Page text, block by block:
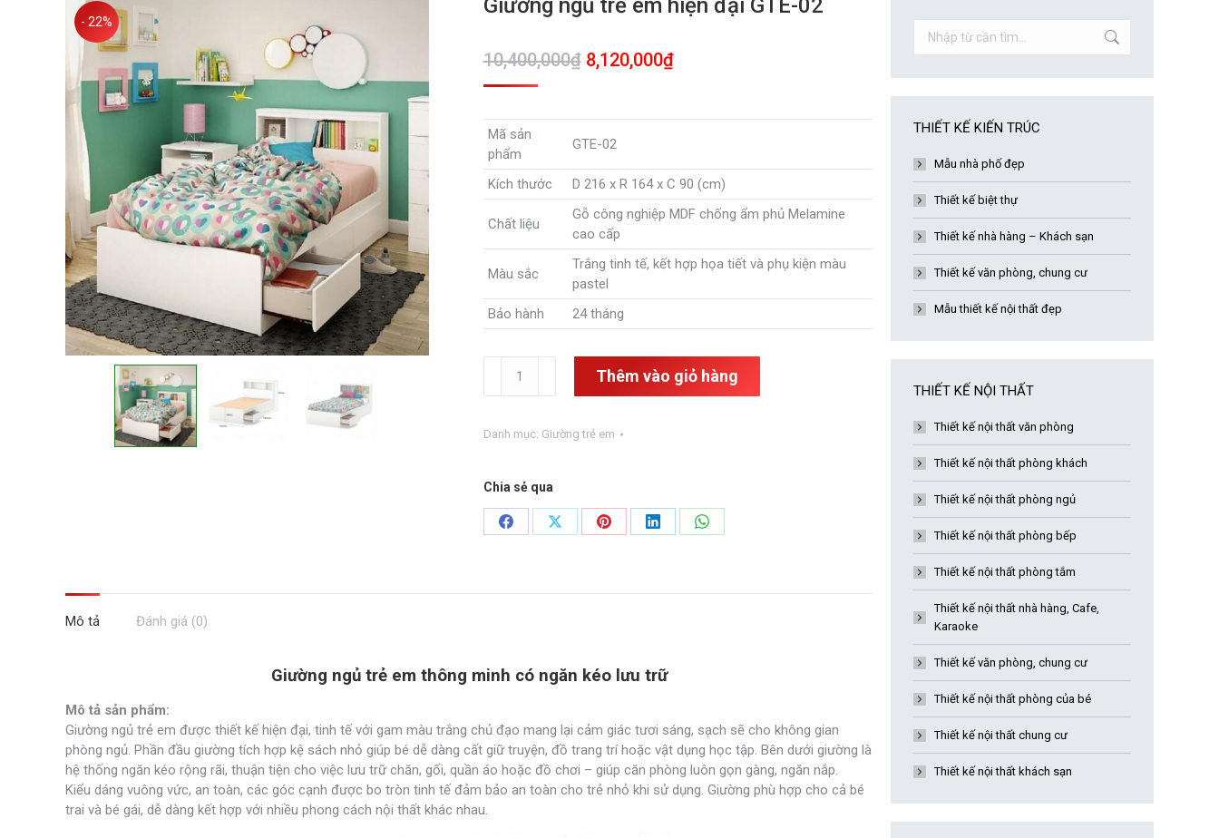
- 22%
Giường ngủ trẻ em hiện đại GTE-02
10,400,000₫ Giá
là:
10,400,000₫.
8,120,000₫Giá
tại
8,120,000₫.
Mã sản
phẩm
GTE-02
Kích thước D 216 x R 164 x C 90 (cm)
Chất liệu
Gỗ công nghiệp MDF chống ẩm phủ Melamine
cao cấp
Màu sắc
Trắng tinh tế, kết hợp họa tiết và phụ kiện màu
pastel
Bảo hành
24 tháng
GTE-
02
Thêm vào giỏ hàng
Danh mục: Giường trẻ em
Chia sẻ qua
Share
Share
Share
Share
Share
Mô tả Đánh giá (0)
Giường ngủ trẻ em thông minh có ngăn kéo lưu trữ
Mô tả sản phẩm:
Giường ngủ trẻ em được thiết kế hiện đại, tinh tế với gam màu trắng chủ đạo mang lại cảm giác tươi sáng, sạch sẽ cho không gian
phòng ngủ. Phần đầu giường tích hợp kệ sách nhỏ giúp bé dễ dàng cất giữ truyện, đồ trang trí hoặc vật dụng học tập. Bên dưới giường là
hệ thống ngăn kéo rộng rãi, thuận tiện cho việc lưu trữ chăn, gối, quần áo hoặc đồ chơi – giúp căn phòng luôn gọn gàng, ngăn nắp.
Kiểu dáng vuông vức, an toàn, các góc cạnh được bo tròn tinh tế đảm bảo an toàn cho trẻ nhỏ khi sử dụng. Giường phù hợp cho cả bé
trai và bé gái, dễ dàng kết hợp với nhiều phong cách nội thất khác nhau.
THIẾT KẾ KIẾN TRÚC
Mẫu nhà phố đẹp
Thiết kế biệt thự
Thiết kế nhà hàng – Khách sạn
Thiết kế văn phòng, chung cư
Mẫu thiết kế nội thất đẹp
THIẾT KẾ NỘI THẤT
Thiết kế nội thất văn phòng
Thiết kế nội thất phòng khách
Thiết kế nội thất phòng ngủ
Thiết kế nội thất phòng bếp
Thiết kế nội thất phòng tắm
Thiết kế nội thất nhà hàng, Cafe,
Karaoke
Thiết kế văn phòng, chung cư
Thiết kế nội thất phòng của bé
Thiết kế nội thất chung cư
Thiết kế nội thất khách sạn